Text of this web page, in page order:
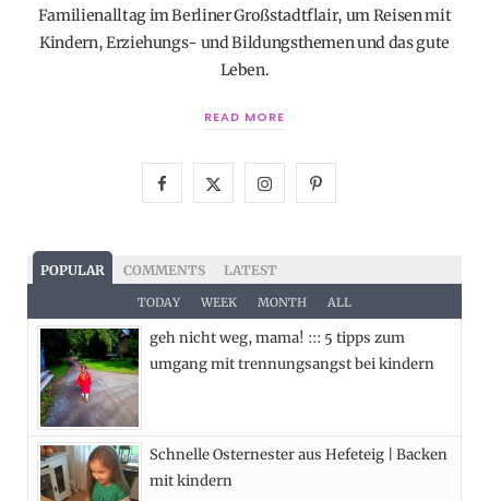
Familienalltag im Berliner Großstadtflair, um Reisen mit
Kindern, Erziehungs- und Bildungsthemen und das gute
Leben.
READ MORE
c
e
b
k
T
w
i
e
I
s
t
a
a
P
e
s
POPULAR COMMENTS LATEST
TODAY WEEK MONTH ALL
geh nicht weg, mama! ::: 5 tipps zum
umgang mit trennungsangst bei kindern
Schnelle Osternester aus Hefeteig | Backen
mit kindern